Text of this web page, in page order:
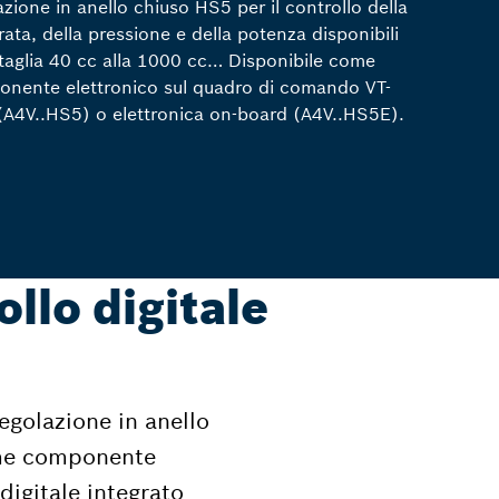
in anello chiuso HS5 per il controllo della
della pressione e della potenza disponibili
40 cc alla 1000 cc… Disponibile come
elettronico sul quadro di comando VT-
o elettronica on-board (A4V..HS5E).
digitale
in anello
componente
integrato